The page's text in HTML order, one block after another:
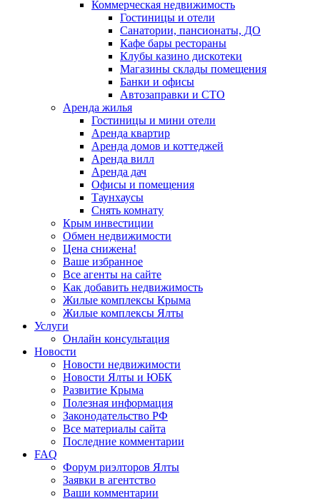
Коммерческая недвижимость
Гостиницы и отели
Санатории, пансионаты, ДО
Кафе бары рестораны
Клубы казино дискотеки
Магазины склады помещения
Банки и офисы
Автозаправки и СТО
Аренда жилья
Гостиницы и мини отели
Аренда квартир
Аренда домов и коттеджей
Аренда вилл
Аренда дач
Офисы и помещения
Таунхаусы
Снять комнату
Крым инвестиции
Обмен недвижимости
Цена снижена!
Ваше избранное
Все агенты на сайте
Как добавить недвижимость
Жилые комплексы Крыма
Жилые комплексы Ялты
Услуги
Онлайн консультация
Новости
Новости недвижимости
Новости Ялты и ЮБК
Развитие Крыма
Полезная информация
Законодательство РФ
Все материалы сайта
Последние комментарии
FAQ
Форум риэлторов Ялты
Заявки в агентство
Ваши комментарии